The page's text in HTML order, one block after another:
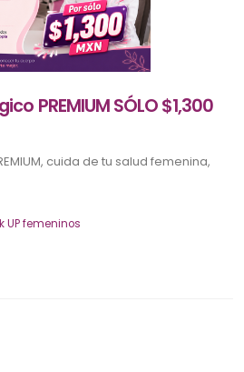
PREMIUM SÓLO $1,300
cuida de tu salud femenina,
UP femeninos